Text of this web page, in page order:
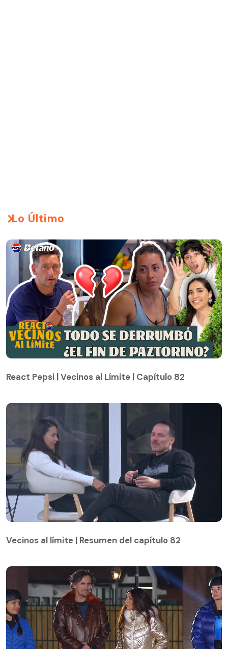
Lo Último
React Pepsi | Vecinos al Límite | Capítulo 82
Vecinos al límite | Resumen del capítulo 82